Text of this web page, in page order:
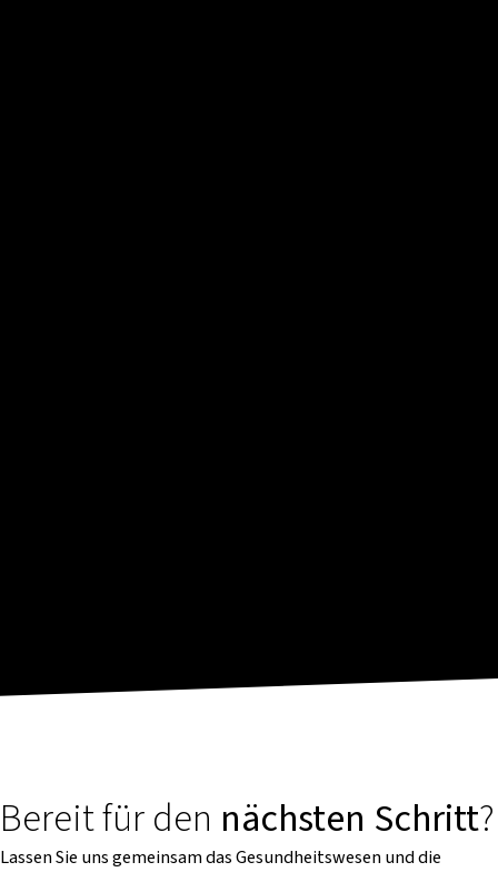
Bereit für den nächsten Schritt?
Lassen Sie uns gemeinsam das Gesundheitswesen und die